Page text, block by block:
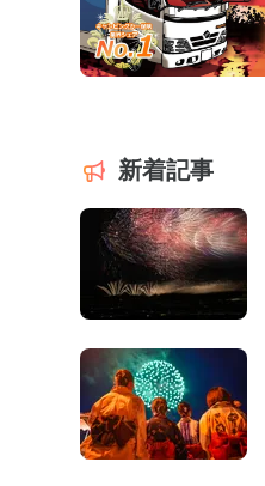
新着記事